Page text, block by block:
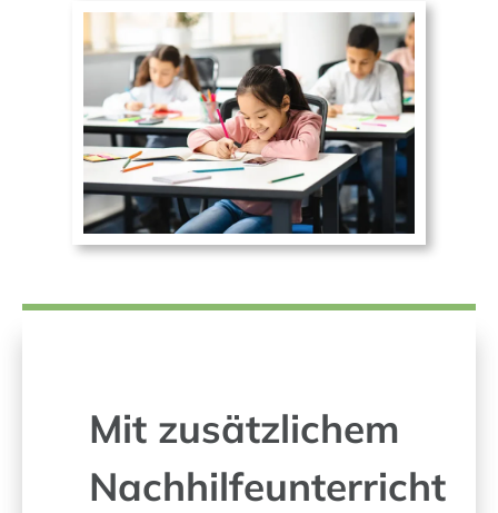
Mit zusätzlichem
Nachhilfeunterricht